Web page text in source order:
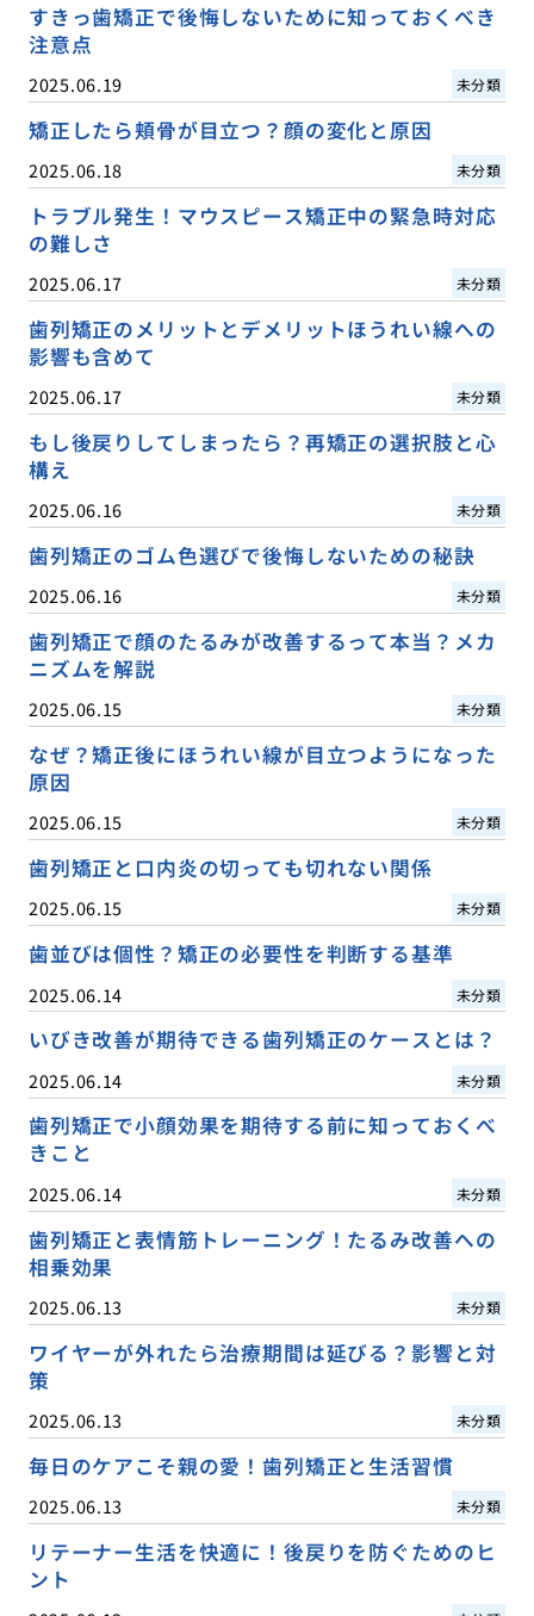
すきっ歯矯正で後悔しないために知っておくべき
注意点
2025.06.19 未分類
矯正したら頬骨が目立つ？顔の変化と原因
2025.06.18 未分類
トラブル発生！マウスピース矯正中の緊急時対応
の難しさ
2025.06.17 未分類
歯列矯正のメリットとデメリットほうれい線への
影響も含めて
2025.06.17 未分類
もし後戻りしてしまったら？再矯正の選択肢と心
構え
2025.06.16 未分類
歯列矯正のゴム色選びで後悔しないための秘訣
2025.06.16 未分類
歯列矯正で顔のたるみが改善するって本当？メカ
ニズムを解説
2025.06.15 未分類
なぜ？矯正後にほうれい線が目立つようになった
原因
2025.06.15 未分類
歯列矯正と口内炎の切っても切れない関係
2025.06.15 未分類
歯並びは個性？矯正の必要性を判断する基準
2025.06.14 未分類
いびき改善が期待できる歯列矯正のケースとは？
2025.06.14 未分類
歯列矯正で小顔効果を期待する前に知っておくべ
きこと
2025.06.14 未分類
歯列矯正と表情筋トレーニング！たるみ改善への
相乗効果
2025.06.13 未分類
ワイヤーが外れたら治療期間は延びる？影響と対
策
2025.06.13 未分類
毎日のケアこそ親の愛！歯列矯正と生活習慣
2025.06.13 未分類
リテーナー生活を快適に！後戻りを防ぐためのヒ
ント